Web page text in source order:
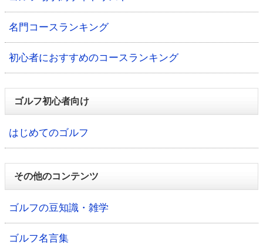
名門コースランキング
初心者におすすめのコースランキング
ゴルフ初心者向け
はじめてのゴルフ
その他のコンテンツ
ゴルフの豆知識・雑学
ゴルフ名言集